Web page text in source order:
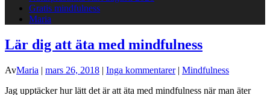
Gratis mindfulness
Maria
Lär dig att äta med mindfulness
AvMaria | mars 26, 2018 | Inga kommentarer| Mindfulness
Jag upptäcker hur lätt det är att äta med mindfulness när man äter